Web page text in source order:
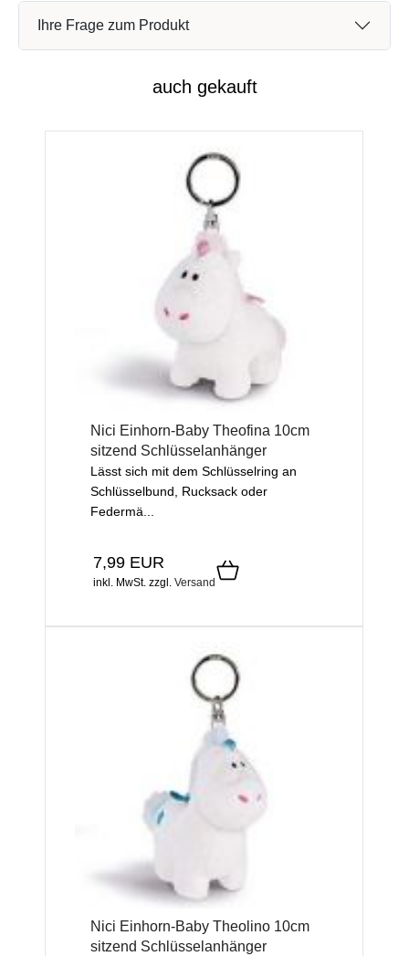
Ihre Frage zum Produkt
auch gekauft
Nici Einhorn-Baby Theofina 10cm
sitzend Schlüsselanhänger
Lässt sich mit dem Schlüsselring an
Schlüsselbund, Rucksack oder
Federmä...
7,99 EUR
inkl. MwSt. zzgl. Versand
Nici Einhorn-Baby Theolino 10cm
sitzend Schlüsselanhänger